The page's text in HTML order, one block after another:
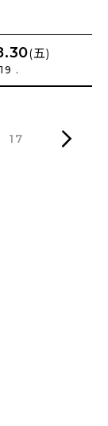
(五)
.
17